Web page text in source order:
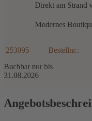
Direkt am Strand
Modernes
253095
Bestellnr.:
Buchbar nur bis
31.08.2026